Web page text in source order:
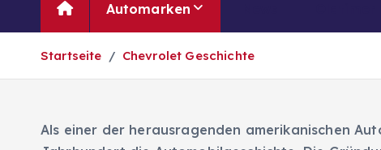
Automarken
Startseite Chevrolet Geschichte
Als einer der herausragenden amerikanischen